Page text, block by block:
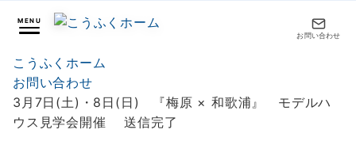
MENU
お問い合わせ
こうふくホーム
お問い合わせ
3月7日(土)・8日(日) 『梅原 × 和歌浦』 モデルハ
ウス見学会開催 送信完了